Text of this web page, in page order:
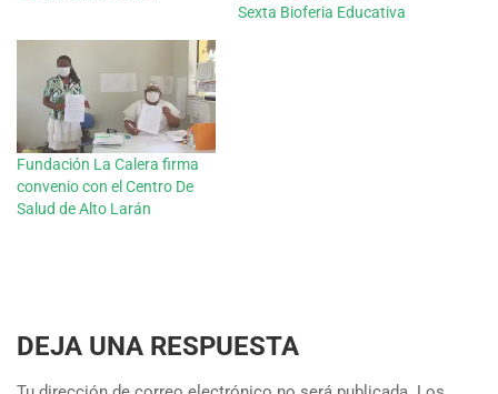
Sexta Bioferia Educativa
Fundación La Calera firma
convenio con el Centro De
Salud de Alto Larán
DEJA UNA RESPUESTA